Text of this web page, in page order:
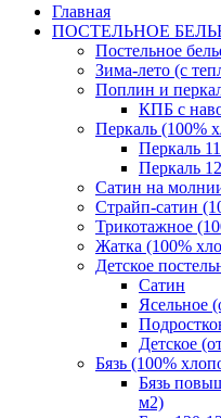
Главная
ПОСТЕЛЬНОE
Постельное
Зима-лето (с
Поплин и
КПБ с
Перкаль (100%
Перкаль
Перкаль
Сатин на
Страйп-сатин
Трикотажное
Жатка (100%
Детское
Сатин
Ясельное
Детское
Бязь (100%
Бязь
м2)